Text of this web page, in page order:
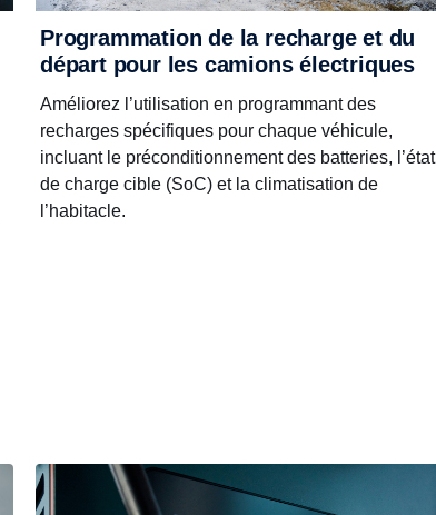
Programmation de la recharge et du
départ pour les camions électriques
Améliorez l’utilisation en programmant des
recharges spécifiques pour chaque véhicule,
incluant le préconditionnement des batteries, l’état
de charge cible (SoC) et la climatisation de
l’habitacle.